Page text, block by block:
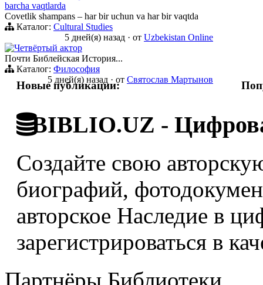
barcha vaqtlarda
Сovetlik shampans – har bir uchun va har bir vaqtda
Каталог: Cultural Studies
5 дней(я) назад · от Uzbekistan Online
Четвёртый актор
Почти Библейская История...
Каталог: Философия
5 дней(я) назад · от Святослав Мартынов
Новые публикации:
BIBLIO.UZ -
Создайте свою
биографий,
авторское Наследие в
зарегистрироваться в